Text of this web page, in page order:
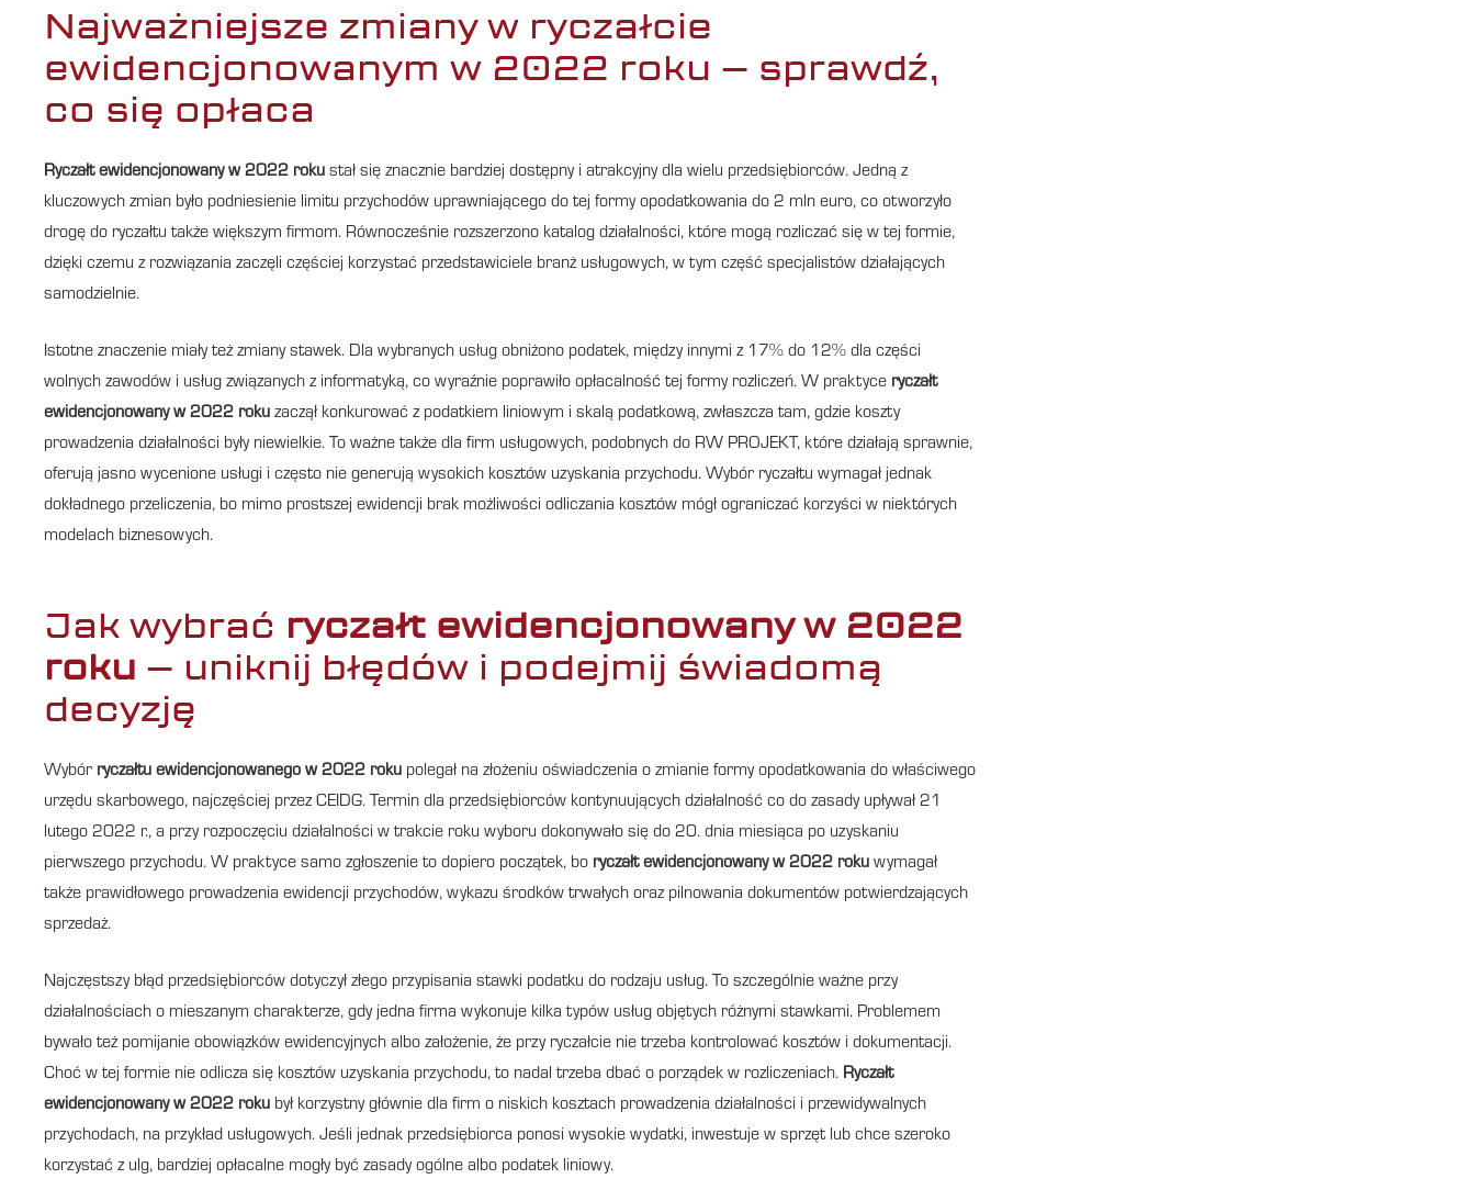
Najważniejsze zmiany w ryczałcie
ewidencjonowanym w 2022 roku – sprawdź,
co się opłaca
Ryczałt ewidencjonowany w 2022 roku stał się znacznie bardziej dostępny i atrakcyjny dla wielu przedsiębiorców. Jedną z
kluczowych zmian było podniesienie limitu przychodów uprawniającego do tej formy opodatkowania do 2 mln euro, co otworzyło
drogę do ryczałtu także większym firmom. Równocześnie rozszerzono katalog działalności, które mogą rozliczać się w tej formie,
dzięki czemu z rozwiązania zaczęli częściej korzystać przedstawiciele branż usługowych, w tym część specjalistów działających
samodzielnie.
Istotne znaczenie miały też zmiany stawek. Dla wybranych usług obniżono podatek, między innymi z 17% do 12% dla części
wolnych zawodów i usług związanych z informatyką, co wyraźnie poprawiło opłacalność tej formy rozliczeń. W praktyce ryczałt
ewidencjonowany w 2022 roku zaczął konkurować z podatkiem liniowym i skalą podatkową, zwłaszcza tam, gdzie koszty
prowadzenia działalności były niewielkie. To ważne także dla firm usługowych, podobnych do RW PROJEKT, które działają sprawnie,
oferują jasno wycenione usługi i często nie generują wysokich kosztów uzyskania przychodu. Wybór ryczałtu wymagał jednak
dokładnego przeliczenia, bo mimo prostszej ewidencji brak możliwości odliczania kosztów mógł ograniczać korzyści w niektórych
modelach biznesowych.
Jak wybrać ryczałt ewidencjonowany w 2022
roku – uniknij błędów i podejmij świadomą
decyzję
Wybór ryczałtu ewidencjonowanego w 2022 roku polegał na złożeniu oświadczenia o zmianie formy opodatkowania do właściwego
urzędu skarbowego, najczęściej przez CEIDG. Termin dla przedsiębiorców kontynuujących działalność co do zasady upływał 21
lutego 2022 r., a przy rozpoczęciu działalności w trakcie roku wyboru dokonywało się do 20. dnia miesiąca po uzyskaniu
pierwszego przychodu. W praktyce samo zgłoszenie to dopiero początek, bo ryczałt ewidencjonowany w 2022 roku wymagał
także prawidłowego prowadzenia ewidencji przychodów, wykazu środków trwałych oraz pilnowania dokumentów potwierdzających
sprzedaż.
Najczęstszy błąd przedsiębiorców dotyczył złego przypisania stawki podatku do rodzaju usług. To szczególnie ważne przy
działalnościach o mieszanym charakterze, gdy jedna firma wykonuje kilka typów usług objętych różnymi stawkami. Problemem
bywało też pomijanie obowiązków ewidencyjnych albo założenie, że przy ryczałcie nie trzeba kontrolować kosztów i dokumentacji.
Choć w tej formie nie odlicza się kosztów uzyskania przychodu, to nadal trzeba dbać o porządek w rozliczeniach. Ryczałt
ewidencjonowany w 2022 roku był korzystny głównie dla firm o niskich kosztach prowadzenia działalności i przewidywalnych
przychodach, na przykład usługowych. Jeśli jednak przedsiębiorca ponosi wysokie wydatki, inwestuje w sprzęt lub chce szeroko
korzystać z ulg, bardziej opłacalne mogły być zasady ogólne albo podatek liniowy.